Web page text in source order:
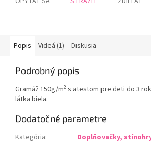
Popis Videá (1) Diskusia
Podrobný popis
Gramáž 150g/m2 s atestom pre deti do 3
látka biela.
Dodatočné parametre
Kategória:
Doplňovačky,